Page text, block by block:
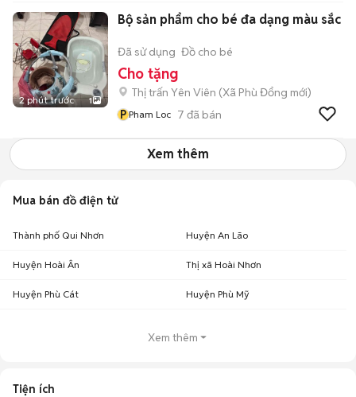
2 phút trước 1
Bộ sản phẩm cho bé đa dạng màu sắc
Đã sử dụng Đồ cho bé
Cho tặng
Thị trấn Yên Viên (Xã Phù Đổng mới)
P Pham Loc 7 đã bán
Xem thêm
Mua bán đồ điện tử
Thành phố Qui Nhơn Huyện An Lão
Huyện Hoài Ân Thị xã Hoài Nhơn
Huyện Phù Cát Huyện Phù Mỹ
Xem thêm
Tiện ích